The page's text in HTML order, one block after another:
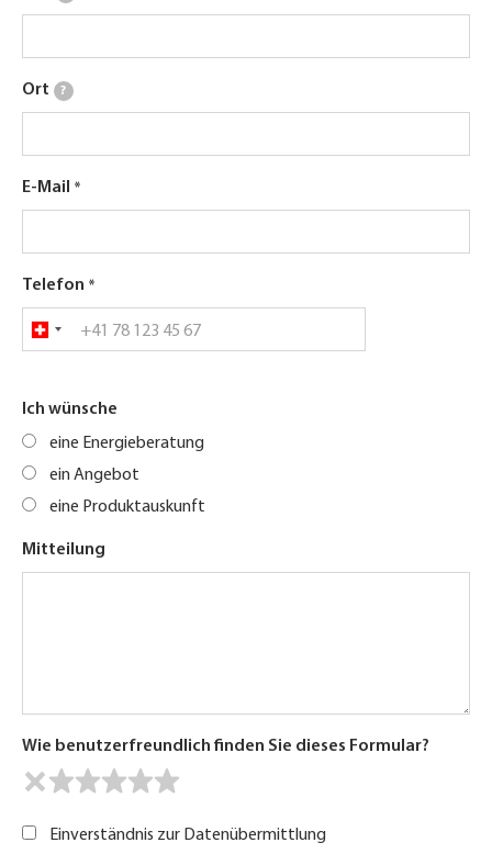
Ort ?
E-Mail
Telefon
Ich wünsche
eine Energieberatung
ein Angebot
eine Produktauskunft
Mitteilung
Wie benutzerfreundlich finden Sie dieses Formular?
Einverständnis zur Datenübermittlung